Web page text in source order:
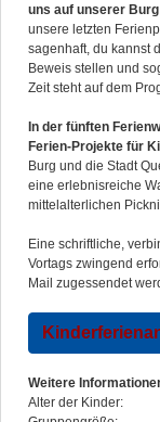
uns auf unserer
unsere letzten
sagenhaft, du kannst
Beweis stellen und
Zeit steht auf dem
In der fünften
Ferien-Projekte für
Burg und die Stadt
eine erlebnisreiche
mittelalterlichen
Eine schriftliche,
Vortags zwingend
Mail zugessendet
Weitere
Alter der Kinder: